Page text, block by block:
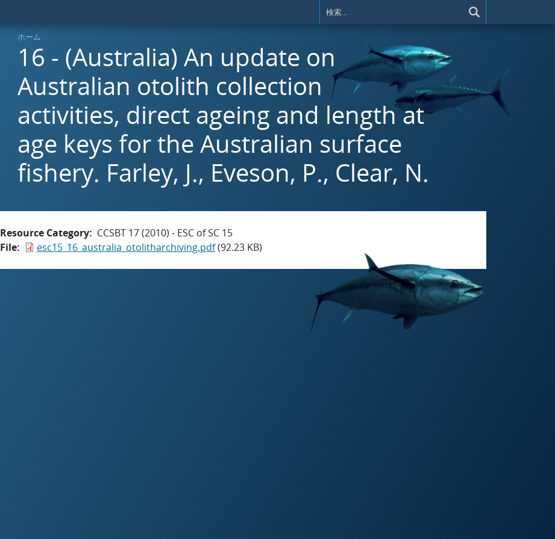
ホーム
16 - (Australia) An update on
Australian otolith collection
activities, direct ageing and length at
age keys for the Australian surface
fishery. Farley, J., Eveson, P., Clear, N.
Resource Category
CCSBT 17 (2010) - ESC of SC 15
File
esc15_16_australia_otolitharchiving.pdf(92.23 KB)